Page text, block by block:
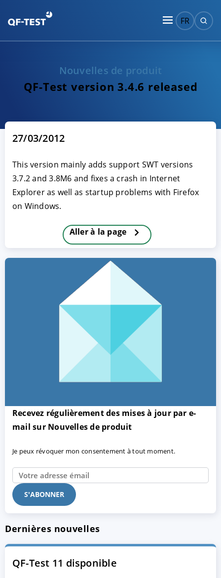
FR
Nouvelles de produit
QF-Test version 3.4.6 released
27/03/2012
This version mainly adds support SWT versions
3.7.2 and 3.8M6 and fixes a crash in Internet
Explorer as well as startup problems with Firefox
on Windows.
Aller à la page
Recevez régulièrement des mises à jour par e-
mail sur Nouvelles de produit
Je peux révoquer mon consentement à tout moment.
Dernières nouvelles
QF-Test 11 disponible
PARAMETRER
Mentions légales Protection des données